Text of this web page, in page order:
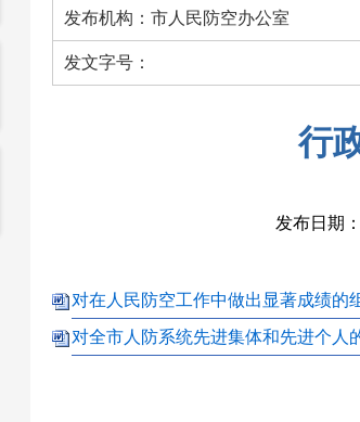
发布机构：市人民防空办公室
发文字号：
行
发布日期
对在人民防空工作中做出显著成绩的
对全市人防系统先进集体和先进个人